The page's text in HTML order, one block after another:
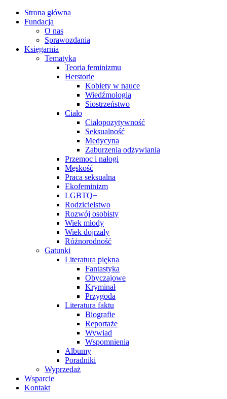
Strona główna
Fundacja
O nas
Sprawozdania
Księgarnia
Tematyka
Teoria feminizmu
Herstorie
Kobiety w nauce
Wiedźmologia
Siostrzeństwo
Ciało
Ciałopozytywność
Seksualność
Medycyna
Zaburzenia odżywiania
Przemoc i nałogi
Męskość
Praca seksualna
Ekofeminizm
LGBTQ+
Rodzicielstwo
Rozwój osobisty
Wiek młody
Wiek dojrzały
Różnorodność
Gatunki
Literatura piękna
Fantastyka
Obyczajowe
Kryminał
Przygoda
Literatura faktu
Biografie
Reportaże
Wywiad
Wspomnienia
Albumy
Poradniki
Wyprzedaż
Wsparcie
Kontakt